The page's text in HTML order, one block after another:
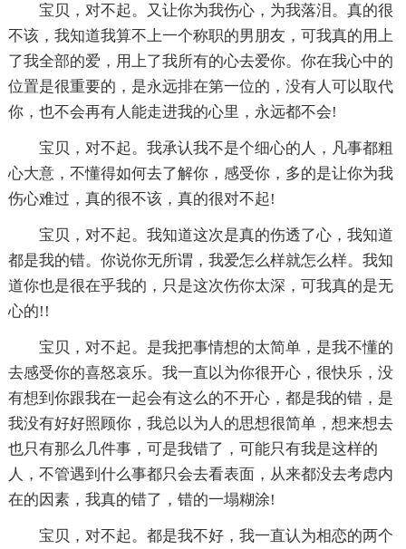
宝贝，对不起。又让你为我伤心，为我落泪。真的很
不该，我知道我算不上一个称职的男朋友，可我真的用上
了我全部的爱，用上了我所有的心去爱你。你在我心中的
位置是很重要的，是永远排在第一位的，没有人可以取代
你，也不会再有人能走进我的心里，永远都不会!
宝贝，对不起。我承认我不是个细心的人，凡事都粗
心大意，不懂得如何去了解你，感受你，多的是让你为我
伤心难过，真的很不该，真的很对不起!
宝贝，对不起。我知道这次是真的伤透了心，我知道
都是我的错。你说你无所谓，我爱怎么样就怎么样。我知
道你也是很在乎我的，只是这次伤你太深，可我真的是无
心的!!
宝贝，对不起。是我把事情想的太简单，是我不懂的
去感受你的喜怒哀乐。我一直以为你很开心，很快乐，没
有想到你跟我在一起会有这么的不开心，都是我的错，是
我没有好好照顾你，我总以为人的思想很简单，想来想去
也只有那么几件事，可是我错了，可能只有我是这样的
人，不管遇到什么事都只会去看表面，从来都没去考虑内
在的因素，我真的错了，错的一塌糊涂!
宝贝，对不起。都是我不好，我一直认为相恋的两个